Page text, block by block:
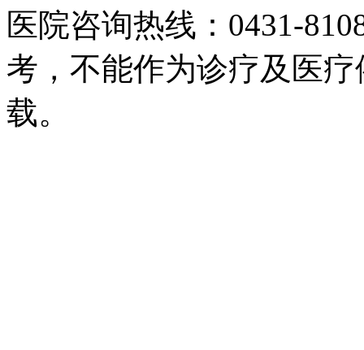
医院咨询热线：0431-
考，不能作为诊疗及医
载。